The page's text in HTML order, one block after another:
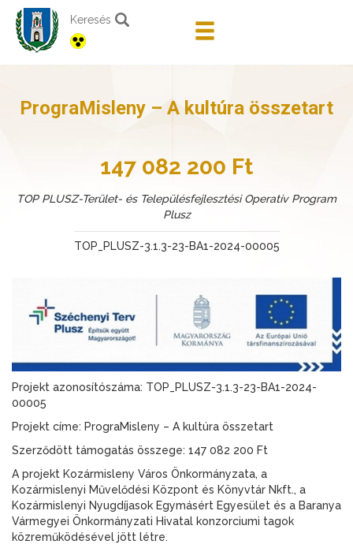
Keresés
PrograMisleny – A kultúra összetart
147 082 200 Ft
TOP PLUSZ-Terület- és Településfejlesztési Operatív Program
Plusz
TOP_PLUSZ-3.1.3-23-BA1-2024-00005
Projekt azonosítószáma: TOP_PLUSZ-3.1.3-23-BA1-2024-
00005
Projekt címe: PrograMisleny – A kultúra összetart
Szerződött támogatás összege: 147 082 200 Ft
A projekt Kozármisleny Város Önkormányzata, a
Kozármislenyi Művelődési Központ és Könyvtár Nkft., a
Kozármislenyi Nyugdíjasok Egymásért Egyesület és a Baranya
Vármegyei Önkormányzati Hivatal konzorciumi tagok
közreműködésével jött létre.